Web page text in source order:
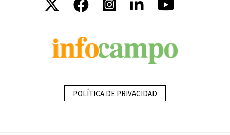
POLÍTICA DE PRIVACIDAD